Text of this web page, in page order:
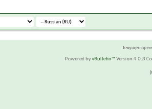
Текущее
Powered byvBulletin™ Version 4.0.3